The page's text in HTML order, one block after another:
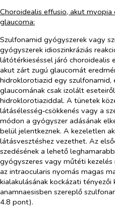
Choroidealis effusio, akut myopia
glaucoma:
Szulfonamid gyógyszerek vagy
gyógyszerek idioszinkráziás
látótérkieséssel járó choroidealis
akut zárt zugú glaucomát
hidroklorotiazid egy szulfonamid,
glaucomának csak izolált
hidroklorotiaziddal. A tünetek
látásélesség‑csökkenés vagy a
módon a gyógyszer adásának
belül jelentkeznek. A kezeletlen
látásvesztéshez vezethet. Az
szedésének a lehető
gyógyszeres vagy műtéti kezelés
az intraocularis nyomás magas
kialakulásának kockázati
anamnaesisben szereplő
4.8 pont).